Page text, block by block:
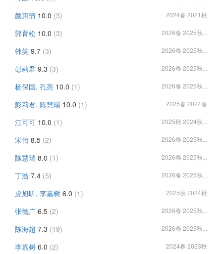
颜惠箭 10.0 (3) 2024春 2021秋
郭育松 10.0 (3) 2026春 2025秋...
韩笑 9.7 (3) 2026春 2025秋...
彭莉君 9.3 (3) 2026春 2025秋...
杨保国, 孔亮 10.0 (1) 2026春 2025秋...
彭莉君, 陈慧瑞 10.0 (1) 2025春 2024春
江可可 10.0 (1) 2025秋 2024秋...
宋怡 8.5 (2) 2026春 2025秋...
陈慧瑞 8.0 (1) 2026春 2025秋...
丁浩 7.4 (5) 2026春 2025秋...
虎旭昕, 李嘉树 6.0 (1) 2025秋 2024秋
张德广 6.5 (2) 2026春 2025秋...
陈海超 7.3 (19) 2026春 2025秋...
李嘉树 6.0 (2) 2024春 2023秋